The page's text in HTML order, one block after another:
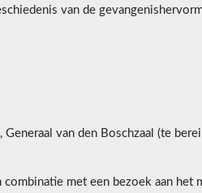
van de
van den Boschzaal (te
met een bezoek aan het